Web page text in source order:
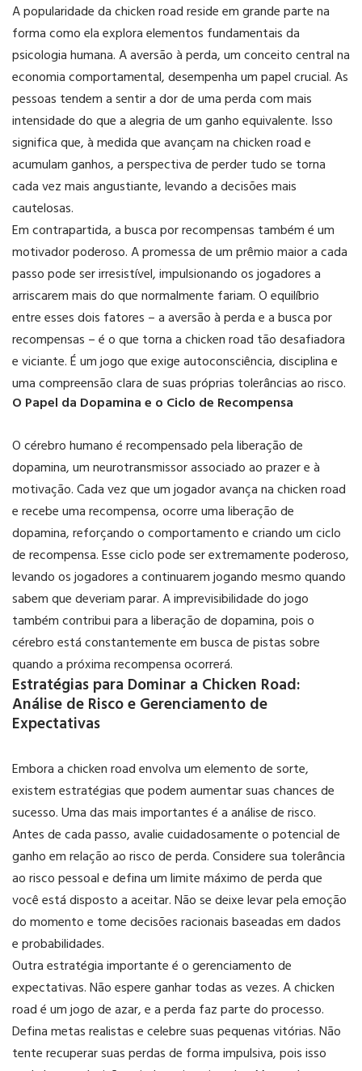
A popularidade da chicken road reside em grande parte na
forma como ela explora elementos fundamentais da
psicologia humana. A aversão à perda, um conceito central na
economia comportamental, desempenha um papel crucial. As
pessoas tendem a sentir a dor de uma perda com mais
intensidade do que a alegria de um ganho equivalente. Isso
significa que, à medida que avançam na chicken road e
acumulam ganhos, a perspectiva de perder tudo se torna
cada vez mais angustiante, levando a decisões mais
cautelosas.
Em contrapartida, a busca por recompensas também é um
motivador poderoso. A promessa de um prêmio maior a cada
passo pode ser irresistível, impulsionando os jogadores a
arriscarem mais do que normalmente fariam. O equilíbrio
entre esses dois fatores – a aversão à perda e a busca por
recompensas – é o que torna a chicken road tão desafiadora
e viciante. É um jogo que exige autoconsciência, disciplina e
uma compreensão clara de suas próprias tolerâncias ao risco.
O Papel da Dopamina e o Ciclo de Recompensa
O cérebro humano é recompensado pela liberação de
dopamina, um neurotransmissor associado ao prazer e à
motivação. Cada vez que um jogador avança na chicken road
e recebe uma recompensa, ocorre uma liberação de
dopamina, reforçando o comportamento e criando um ciclo
de recompensa. Esse ciclo pode ser extremamente poderoso,
levando os jogadores a continuarem jogando mesmo quando
sabem que deveriam parar. A imprevisibilidade do jogo
também contribui para a liberação de dopamina, pois o
cérebro está constantemente em busca de pistas sobre
quando a próxima recompensa ocorrerá.
Estratégias para Dominar a Chicken Road:
Análise de Risco e Gerenciamento de
Expectativas
Embora a chicken road envolva um elemento de sorte,
existem estratégias que podem aumentar suas chances de
sucesso. Uma das mais importantes é a análise de risco.
Antes de cada passo, avalie cuidadosamente o potencial de
ganho em relação ao risco de perda. Considere sua tolerância
ao risco pessoal e defina um limite máximo de perda que
você está disposto a aceitar. Não se deixe levar pela emoção
do momento e tome decisões racionais baseadas em dados
e probabilidades.
Outra estratégia importante é o gerenciamento de
expectativas. Não espere ganhar todas as vezes. A chicken
road é um jogo de azar, e a perda faz parte do processo.
Defina metas realistas e celebre suas pequenas vitórias. Não
tente recuperar suas perdas de forma impulsiva, pois isso